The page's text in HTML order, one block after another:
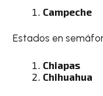
Campeche
Estados en
Chiapas
Chihuahua